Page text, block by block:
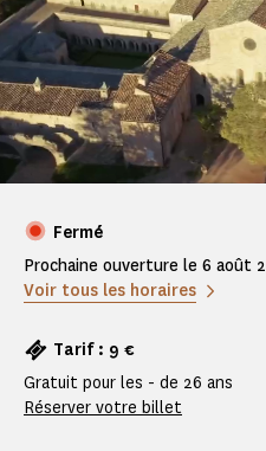
Fermé
Prochaine ouverture le 6 août
Voir tous les horaires
Tarif : 9 €
Gratuit pour les - de 26 ans
Réserver votre billet